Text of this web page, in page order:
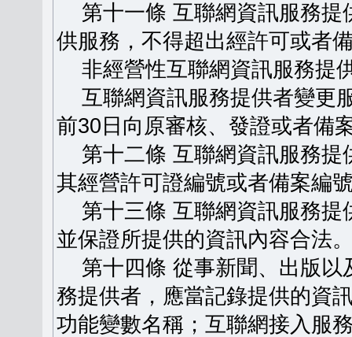
第十一條 互聯網資訊服務提
供服務，不得超出經許可或者
非經營性互聯網資訊服務提
互聯網資訊服務提供者變更
前30日向原審核、發證或者備
第十二條 互聯網資訊服務提
其經營許可證編號或者備案編
第十三條 互聯網資訊服務提
並保證所提供的資訊內容合法
第十四條 從事新聞、出版以
務提供者，應當記錄提供的資
功能變數名稱；互聯網接入服